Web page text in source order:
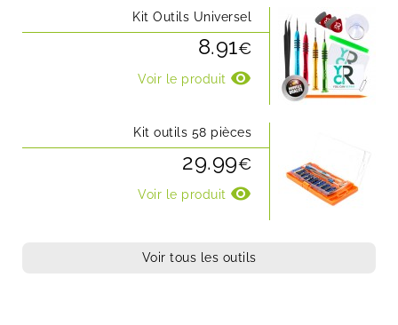
Kit Outils Universel
8.91€
Voir le produit visibility
Kit outils 58 pièces
29.99€
Voir le produit visibility
Voir tous les outils